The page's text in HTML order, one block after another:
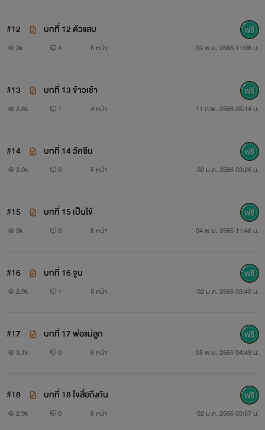
#12 บทที่ 12 ตัวแสบ
3k 4 5 หน้า 03 พ.ย. 2565 11:08 น.
#13 บทที่ 13 ข้าวเช้า
2.8k 1 4 หน้า 11 ก.พ. 2566 05:14 น.
#14 บทที่ 14 วัคซีน
2.9k 0 5 หน้า 02 ม.ค. 2566 03:26 น.
#15 บทที่ 15 เป็นไข้
3k 0 5 หน้า 04 พ.ย. 2565 11:46 น.
#16 บทที่ 16 จูบ
2.9k 1 5 หน้า 02 ม.ค. 2566 03:40 น.
#17 บทที่ 17 พ่อแม่ลูก
3.1k 0 6 หน้า 05 พ.ย. 2565 04:49 น.
#18 บทที่ 18 ใจสื่อถึงกัน
2.9k 0 6 หน้า 02 ม.ค. 2566 03:57 น.